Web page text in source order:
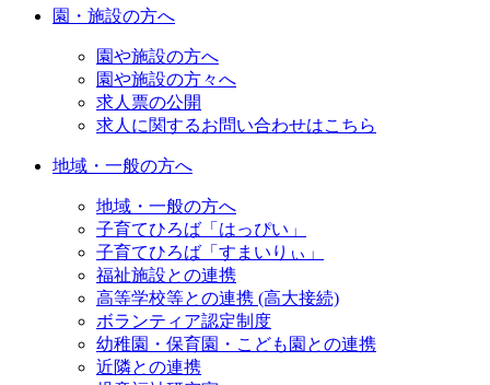
園・施設の方へ
園や施設の方へ
園や施設の方々へ
求人票の公開
求人に関するお問い合わせはこちら
地域・一般の方へ
地域・一般の方へ
子育てひろば「はっぴい」
子育てひろば「すまいりぃ」
福祉施設との連携
高等学校等との連携 (高大接続)
ボランティア認定制度
幼稚園・保育園・こども園との連携
近隣との連携